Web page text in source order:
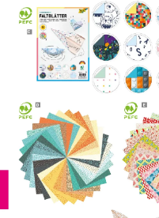
C
D E